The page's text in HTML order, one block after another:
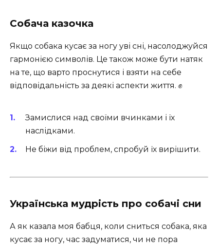
Собача казочка
Якщо собака кусає за ногу уві сні, насолоджуйся
гармонією символів. Це також може бути натяк
на те, що варто проснутися і взяти на себе
відповідальність за деякі аспекти життя. ✊
Замислися над своїми вчинками і їх
наслідками.
Не біжи від проблем, спробуй їх вирішити.
Українська мудрість про собачі сни
А як казала моя бабця, коли сниться собака, яка
кусає за ногу, час задуматися, чи не пора